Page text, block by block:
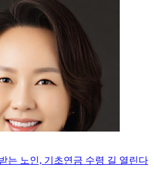
는 노인, 기초연금 수령 길 열린다